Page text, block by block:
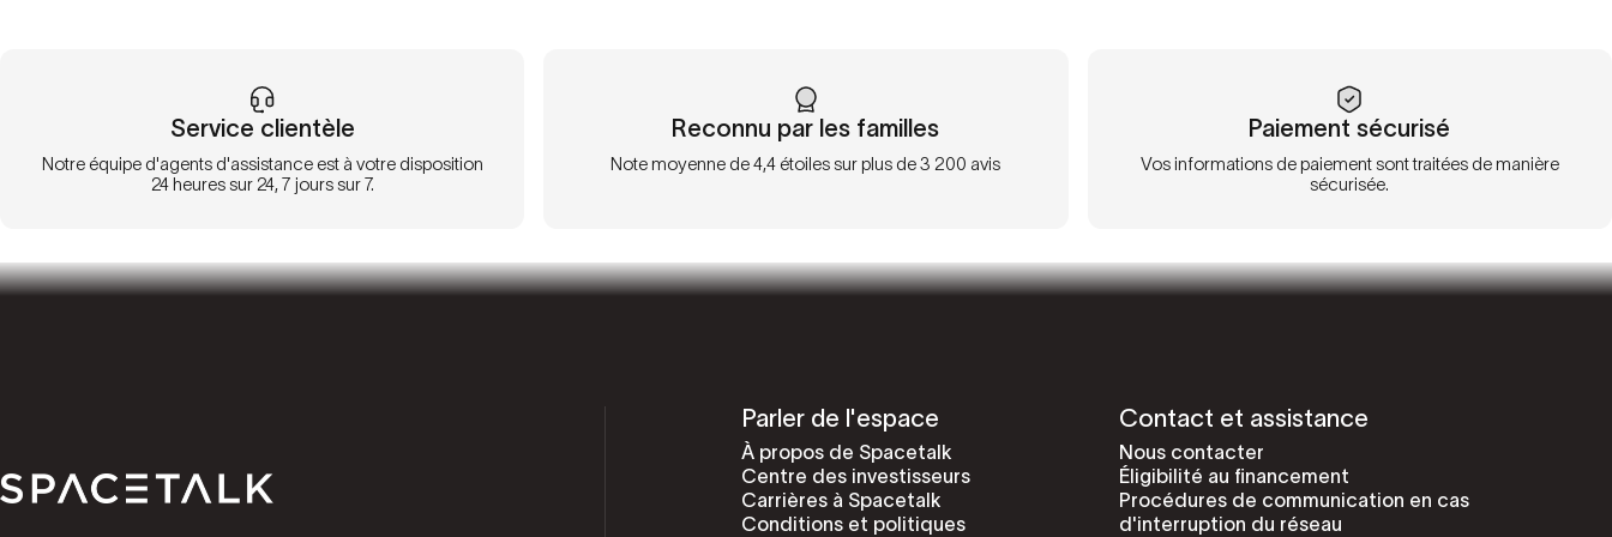
Service clientèle
Notre équipe d'agents d'assistance est à votre disposition
24 heures sur 24, 7 jours sur 7.
Reconnu par les familles
Note moyenne de 4,4 étoiles sur plus de 3 200 avis
Paiement sécurisé
Vos informations de paiement sont traitées de manière
sécurisée.
Parler de l'espace
À propos de Spacetalk
Centre des investisseurs
Carrières à Spacetalk
Conditions et politiques
Contact et assistance
Nous contacter
Éligibilité au financement
Procédures de communication en cas
d'interruption du réseau
Parler de l'espace